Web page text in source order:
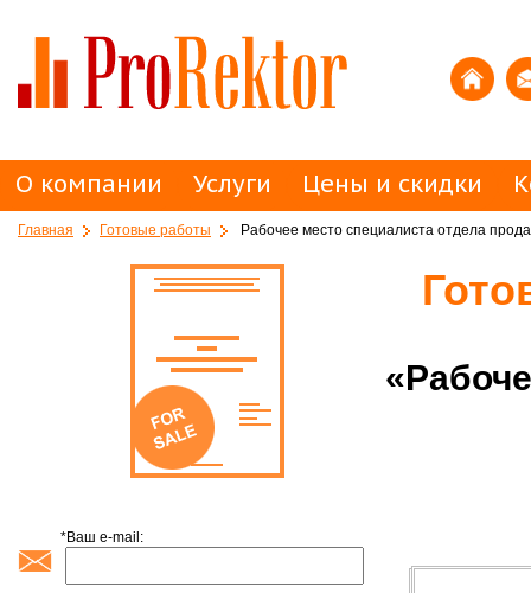
О компании Услуги Цены и скидки
Главная Готовые работы Рабочее место специалиста отдела
*Ваш e-mail: